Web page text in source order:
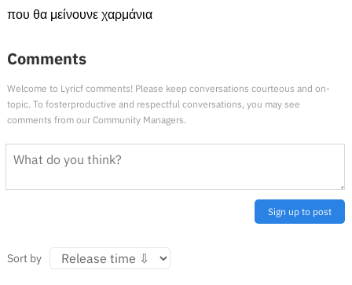
που θα μείνουνε χαρμάνια
Comments
Welcome to Lyricf comments! Please keep conversations courteous and on-
topic. To fosterproductive and respectful conversations, you may see
comments from our Community Managers.
Sign up to post
Sort by